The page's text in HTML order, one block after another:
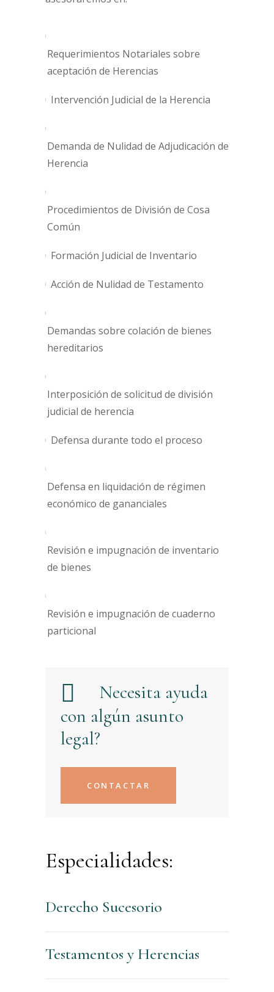
Requerimientos Notariales sobre
aceptación de Herencias
Intervención Judicial de la Herencia
Demanda de Nulidad de Adjudicación de
Herencia
Procedimientos de División de Cosa
Común
Formación Judicial de Inventario
Acción de Nulidad de Testamento
Demandas sobre colación de bienes
hereditarios
Interposición de solicitud de división
judicial de herencia
Defensa durante todo el proceso
Defensa en liquidación de régimen
económico de gananciales
Revisión e impugnación de inventario
de bienes
Revisión e impugnación de cuaderno
particional
Necesita ayuda
con algún asunto
legal?
CONTACTAR
Especialidades:
Derecho Sucesorio
Testamentos y Herencias